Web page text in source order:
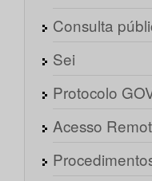
Consulta
Sei
Protocolo
Acesso